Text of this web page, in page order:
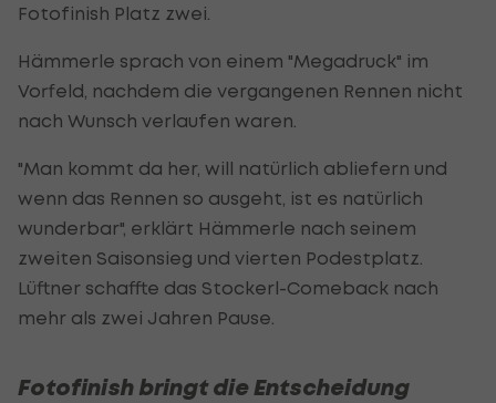
Fotofinish Platz zwei.
Hämmerle sprach von einem "Megadruck" im
Vorfeld, nachdem die vergangenen Rennen nicht
nach Wunsch verlaufen waren.
"Man kommt da her, will natürlich abliefern und
wenn das Rennen so ausgeht, ist es natürlich
wunderbar", erklärt Hämmerle nach seinem
zweiten Saisonsieg und vierten Podestplatz.
Lüftner schaffte das Stockerl-Comeback nach
mehr als zwei Jahren Pause.
Fotofinish bringt die Entscheidung